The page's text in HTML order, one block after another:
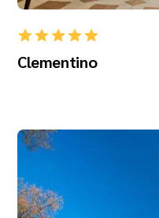
Clementino